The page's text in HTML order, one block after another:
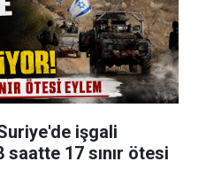
işgali
17 sınır ötesi